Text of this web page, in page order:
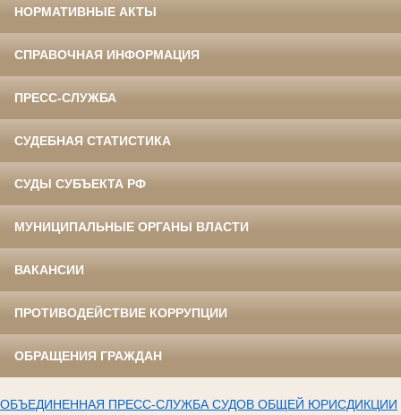
НОРМАТИВНЫЕ АКТЫ
СПРАВОЧНАЯ ИНФОРМАЦИЯ
ПРЕСС-СЛУЖБА
СУДЕБНАЯ СТАТИСТИКА
СУДЫ СУБЪЕКТА РФ
МУНИЦИПАЛЬНЫЕ ОРГАНЫ ВЛАСТИ
ВАКАНСИИ
ПРОТИВОДЕЙСТВИЕ КОРРУПЦИИ
ОБРАЩЕНИЯ ГРАЖДАН
ОБЪЕДИНЕННАЯ ПРЕСС-СЛУЖБА СУДОВ ОБЩЕЙ ЮРИСДИКЦИИ